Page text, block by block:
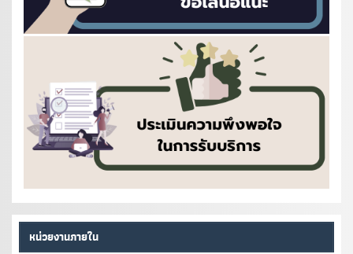
หน่วยงานภายใน